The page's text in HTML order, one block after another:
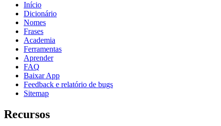
Início
Dicionário
Nomes
Frases
Academia
Ferramentas
Aprender
FAQ
Baixar App
Feedback e relatório de bugs
Sitemap
Recursos